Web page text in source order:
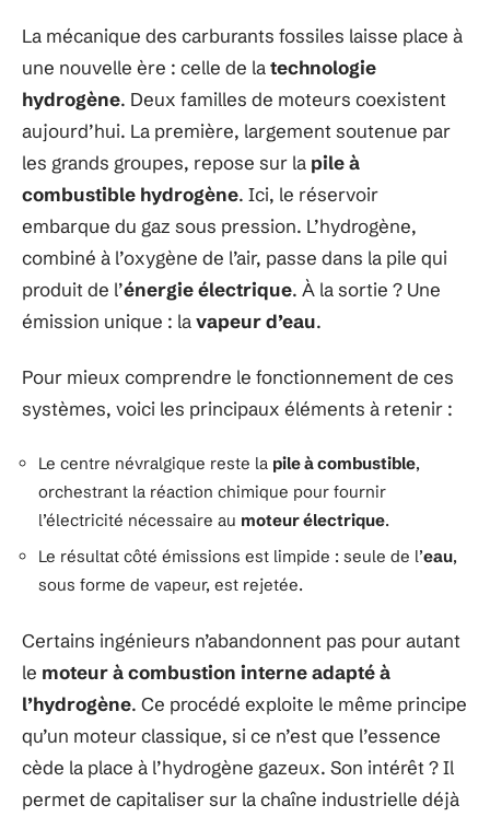
La mécanique des carburants fossiles laisse place à
une nouvelle ère : celle de latechnologie
hydrogène. Deux familles de moteurs coexistent
aujourd’hui. La première, largement soutenue par
les grands groupes, repose sur la pile à
combustible hydrogène. Ici, le réservoir
embarque du gaz sous pression. L’hydrogène,
combiné à l’oxygène de l’air, passe dans la pile qui
produit de l’énergie électrique. À la sortie ? Une
émission unique : lavapeur d’eau.
Pour mieux comprendre le fonctionnement de ces
systèmes, voici les principaux éléments à retenir :
Le centre névralgique reste la pile à combustible,
orchestrant la réaction chimique pour fournir
l’électricité nécessaire au moteur électrique.
Le résultat côté émissions est limpide : seule de l’eau,
sous forme de vapeur, est rejetée.
Certains ingénieurs n’abandonnent pas pour autant
le moteur à combustion interne adapté à
l’hydrogène. Ce procédé exploite le même principe
qu’un moteur classique, si ce n’est que l’essence
cède la place à l’hydrogène gazeux. Son intérêt ? Il
permet de capitaliser sur la chaîne industrielle déjà